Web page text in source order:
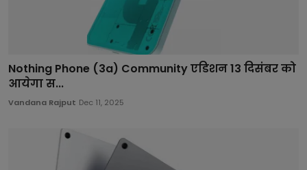
Nothing Phone (3a) Community एडिशन 13 दिसंबर को
आयेगा स...
Vandana Rajput Dec 11, 2025